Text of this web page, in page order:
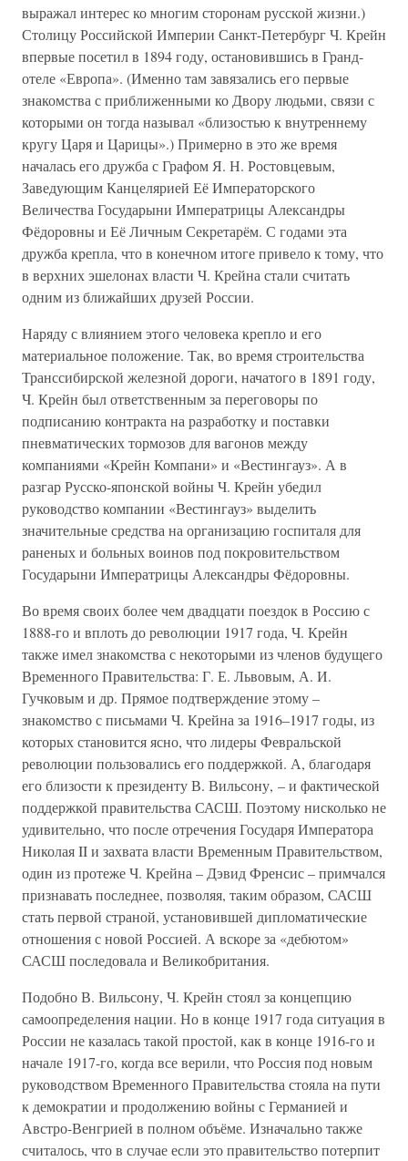
выражал интерес ко многим сторонам русской жизни.)
Столицу Российской Империи Санкт-Петербург Ч. Крейн
впервые посетил в 1894 году, остановившись в Гранд-
отеле «Европа». (Именно там завязались его первые
знакомства с приближенными ко Двору людьми, связи с
которыми он тогда называл «близостью к внутреннему
кругу Царя и Царицы».) Примерно в это же время
началась его дружба с Графом Я. Н. Ростовцевым,
Заведующим Канцелярией Её Императорского
Величества Государыни Императрицы Александры
Фёдоровны и Её Личным Секретарём. С годами эта
дружба крепла, что в конечном итоге привело к тому, что
в верхних эшелонах власти Ч. Крейна стали считать
одним из ближайших друзей России.
Наряду с влиянием этого человека крепло и его
материальное положение. Так, во время строительства
Транссибирской железной дороги, начатого в 1891 году,
Ч. Крейн был ответственным за переговоры по
подписанию контракта на разработку и поставки
пневматических тормозов для вагонов между
компаниями «Крейн Компани» и «Вестингауз». А в
разгар Русско-японской войны Ч. Крейн убедил
руководство компании «Вестингауз» выделить
значительные средства на организацию госпиталя для
раненых и больных воинов под покровительством
Государыни Императрицы Александры Фёдоровны.
Во время своих более чем двадцати поездок в Россию с
1888-го и вплоть до революции 1917 года, Ч. Крейн
также имел знакомства с некоторыми из членов будущего
Временного Правительства: Г. Е. Львовым, А. И.
Гучковым и др. Прямое подтверждение этому –
знакомство с письмами Ч. Крейна за 1916–1917 годы, из
которых становится ясно, что лидеры Февральской
революции пользовались его поддержкой. А, благодаря
его близости к президенту В. Вильсону, – и фактической
поддержкой правительства САСШ. Поэтому нисколько не
удивительно, что после отречения Государя Императора
Николая II и захвата власти Временным Правительством,
один из протеже Ч. Крейна – Дэвид Френсис – примчался
признавать последнее, позволяя, таким образом, САСШ
стать первой страной, установившей дипломатические
отношения с новой Россией. А вскоре за «дебютом»
САСШ последовала и Великобритания.
Подобно В. Вильсону, Ч. Крейн стоял за концепцию
самоопределения нации. Но в конце 1917 года ситуация в
России не казалась такой простой, как в конце 1916-го и
начале 1917-го, когда все верили, что Россия под новым
руководством Временного Правительства стояла на пути
к демократии и продолжению войны с Германией и
Австро-Венгрией в полном объёме. Изначально также
считалось, что в случае если это правительство потерпит